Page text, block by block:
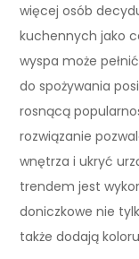
więcej osób
kuchennych jako
wyspa może
do spożywania
rosnącą
rozwiązanie
wnętrza i ukryć
trendem jest
doniczkowe nie
także dodają